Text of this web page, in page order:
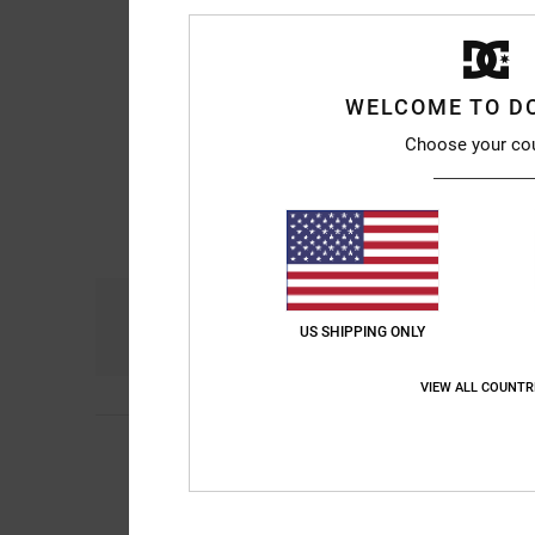
Comodidad
4.8
Mostrar original -
WELCOME TO
Choose your
US SHIPPING ONLY
VIEW ALL